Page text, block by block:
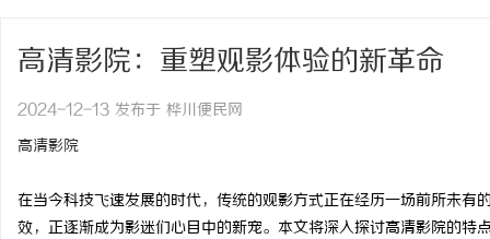
高清影院：重塑观影体验的新革命
2024-12-13 发布于 桦川便民网
高清影院
在当今科技飞速发展的时代，传统的观影方式正在经历一场前所未
效，正逐渐成为影迷们心目中的新宠。本文将深入探讨高清影院的特